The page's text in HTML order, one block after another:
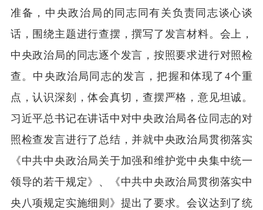
准备，中央政治局的同志同有关负责同志谈心谈
话，围绕主题进行查摆，撰写了发言材料。会上，
中央政治局的同志逐个发言，按照要求进行对照检
查。中央政治局同志的发言，把握和体现了4个重
点，认识深刻，体会真切，查摆严格，意见坦诚。
习近平总书记在讲话中对中央政治局各位同志的对
照检查发言进行了总结，并就中央政治局贯彻落实
《中共中央政治局关于加强和维护党中央集中统一
领导的若干规定》、《中共中央政治局贯彻落实中
央八项规定实施细则》提出了要求。会议达到了统